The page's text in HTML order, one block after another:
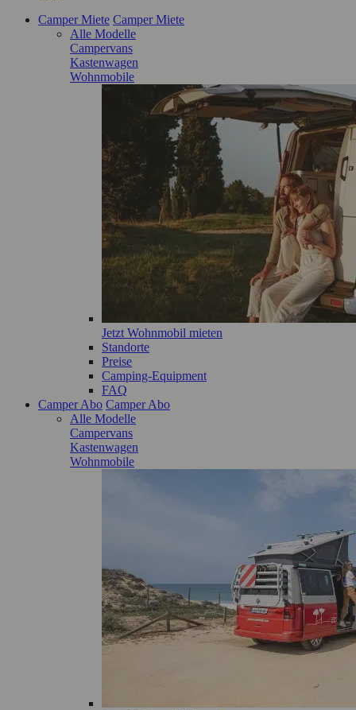
Camper Miete Camper Miete
Alle Modelle
Campervans
Kastenwagen
Wohnmobile
Jetzt Wohnmobil mieten
Standorte
Preise
Camping-Equipment
FAQ
Camper Abo Camper Abo
Alle Modelle
Campervans
Kastenwagen
Wohnmobile